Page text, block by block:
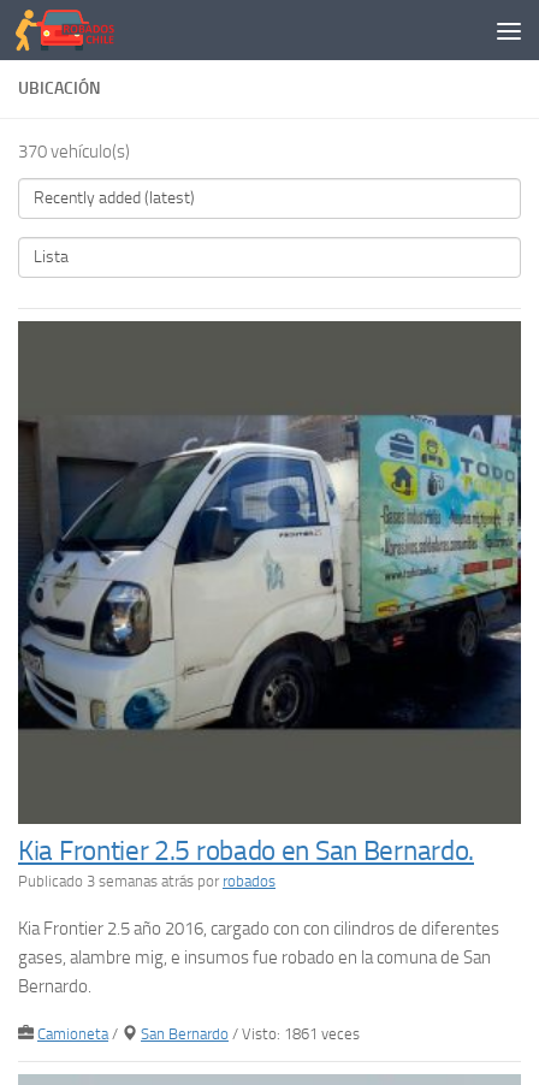
Saltar al contenido
UBICACIÓN
370 vehículo(s)
Kia Frontier 2.5 robado en San Bernardo.
Publicado 3 semanas atrás por robados
Kia Frontier 2.5 año 2016, cargado con con cilindros de diferentes
gases, alambre mig, e insumos fue robado en la comuna de San
Bernardo.
Camioneta/ San Bernardo / Visto: 1861 veces